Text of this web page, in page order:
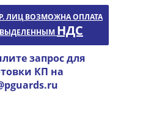
ЛИЦ ВОЗМОЖНА ОПЛАТА
НДС
запрос для
КП на